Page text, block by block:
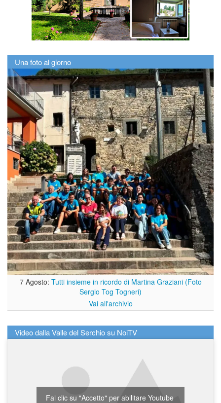
Una foto al giorno
7 Agosto: Tutti insieme in ricordo di Martina Graziani (Foto
Sergio Tog Togneri)
Vai all'archivio
Video dalla Valle del Serchio su NoiTV
Fai clic su "Accetto" per abilitare Youtube